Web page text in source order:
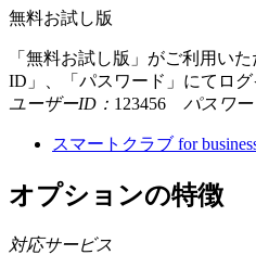
無料お試し版
「無料お試し版」がご利用い
ID」、「パスワード」にてログ
ユーザーID： 123456 パスワー
スマートクラブ for
オプションの特徴
対応サービス